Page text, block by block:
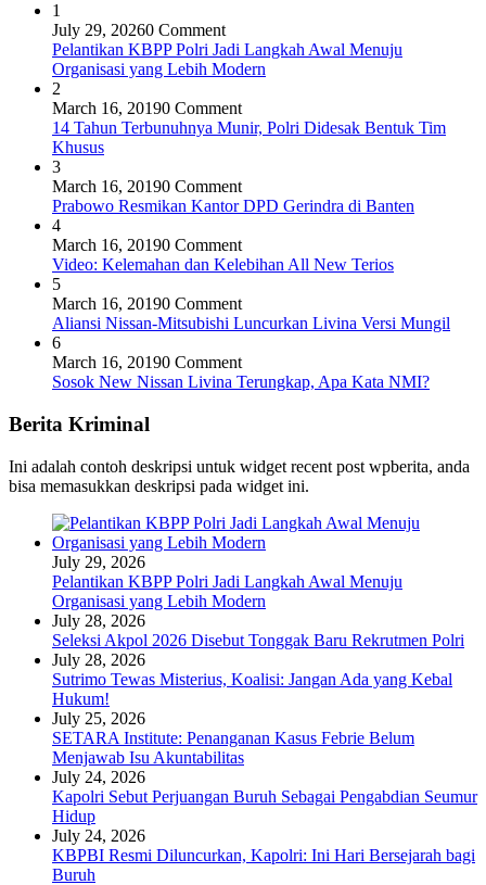
1
July 29, 20260 Comment
Pelantikan KBPP Polri Jadi Langkah Awal Menuju
Organisasi yang Lebih Modern
2
March 16, 20190 Comment
14 Tahun Terbunuhnya Munir, Polri Didesak Bentuk Tim
Khusus
3
March 16, 20190 Comment
Prabowo Resmikan Kantor DPD Gerindra di Banten
4
March 16, 20190 Comment
Video: Kelemahan dan Kelebihan All New Terios
5
March 16, 20190 Comment
Aliansi Nissan-Mitsubishi Luncurkan Livina Versi Mungil
6
March 16, 20190 Comment
Sosok New Nissan Livina Terungkap, Apa Kata NMI?
Berita Kriminal
Ini adalah contoh deskripsi untuk widget recent post wpberita, anda
bisa memasukkan deskripsi pada widget ini.
July 29, 2026
Pelantikan KBPP Polri Jadi Langkah Awal Menuju
Organisasi yang Lebih Modern
July 28, 2026
Seleksi Akpol 2026 Disebut Tonggak Baru Rekrutmen Polri
July 28, 2026
Sutrimo Tewas Misterius, Koalisi: Jangan Ada yang Kebal
Hukum!
July 25, 2026
SETARA Institute: Penanganan Kasus Febrie Belum
Menjawab Isu Akuntabilitas
July 24, 2026
Kapolri Sebut Perjuangan Buruh Sebagai Pengabdian Seumur
Hidup
July 24, 2026
KBPBI Resmi Diluncurkan, Kapolri: Ini Hari Bersejarah bagi
Buruh